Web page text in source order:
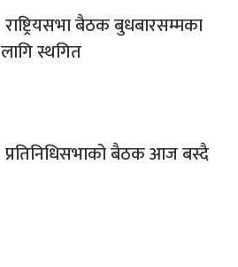
राष्ट्रियसभा बैठक बुधबारसम्मका
लागि स्थगित
प्रतिनिधिसभाको बैठक आज बस्दै